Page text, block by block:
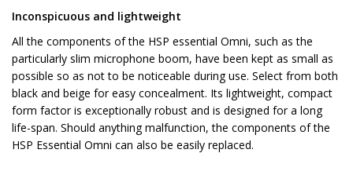
Inconspicuous and lightweight
All the components of the HSP essential Omni, such as the
particularly slim microphone boom, have been kept as small as
possible so as not to be noticeable during use. Select from both
black and beige for easy concealment. Its lightweight, compact
form factor is exceptionally robust and is designed for a long
life-span. Should anything malfunction, the components of the
HSP Essential Omni can also be easily replaced.